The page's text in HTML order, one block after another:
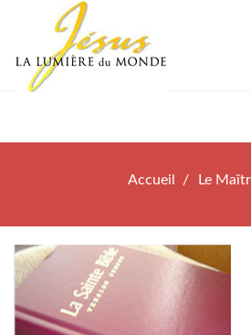
Accueil Le